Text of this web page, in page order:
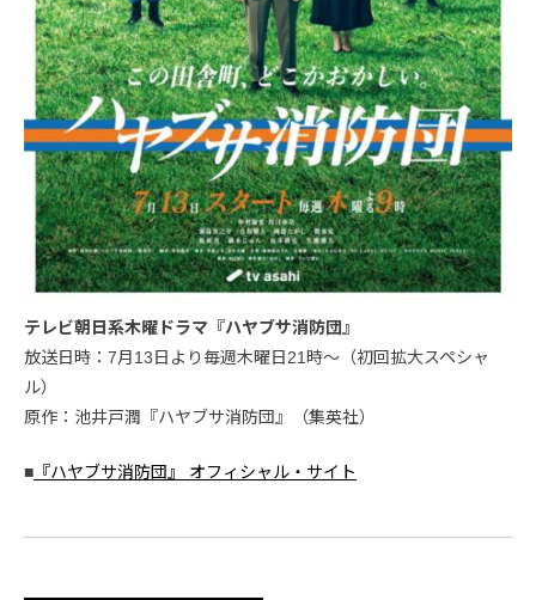
テレビ朝日系木曜ドラマ『ハヤブサ消防団』
放送日時：7月13日より毎週木曜日21時〜（初回拡大スペシャ
ル）
原作：池井戸潤『ハヤブサ消防団』（集英社）
■ 『ハヤブサ消防団』 オフィシャル・サイト